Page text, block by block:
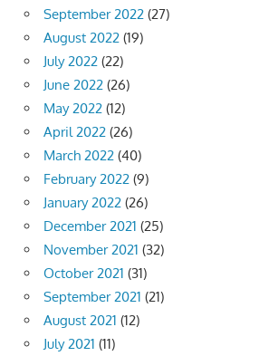
September 2022 (27)
August 2022 (19)
July 2022 (22)
June 2022 (26)
May 2022 (12)
April 2022 (26)
March 2022 (40)
February 2022 (9)
January 2022 (26)
December 2021 (25)
November 2021 (32)
October 2021 (31)
September 2021 (21)
August 2021 (12)
July 2021 (11)